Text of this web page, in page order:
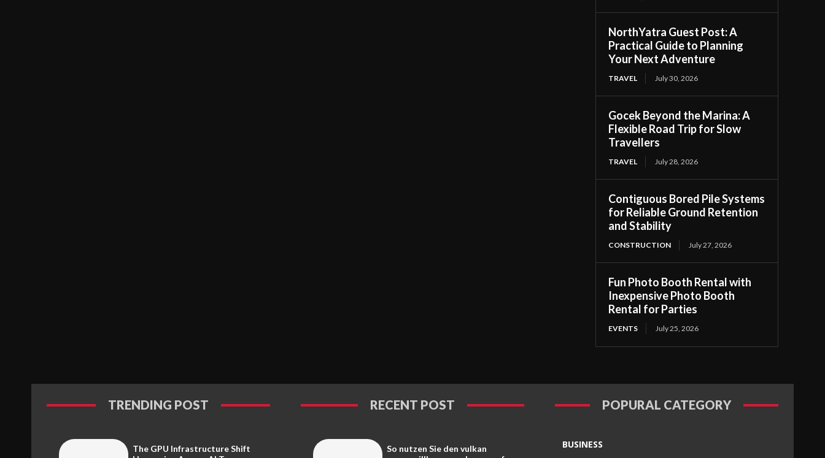
NorthYatra Guest Post: A
Practical Guide to Planning
Your Next Adventure
TRAVEL July 30, 2026
Gocek Beyond the Marina: A
Flexible Road Trip for Slow
Travellers
TRAVEL July 28, 2026
Contiguous Bored Pile Systems
for Reliable Ground Retention
and Stability
CONSTRUCTION July 27, 2026
Fun Photo Booth Rental with
Inexpensive Photo Booth
Rental for Parties
EVENTS July 25, 2026
TRENDING POST
The GPU Infrastructure Shift
RECENT POST
So nutzen Sie den vulkan
POPURAL CATEGORY
BUSINESS